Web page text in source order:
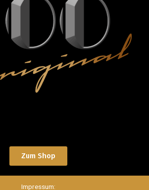
Zum Shop
Impressum: